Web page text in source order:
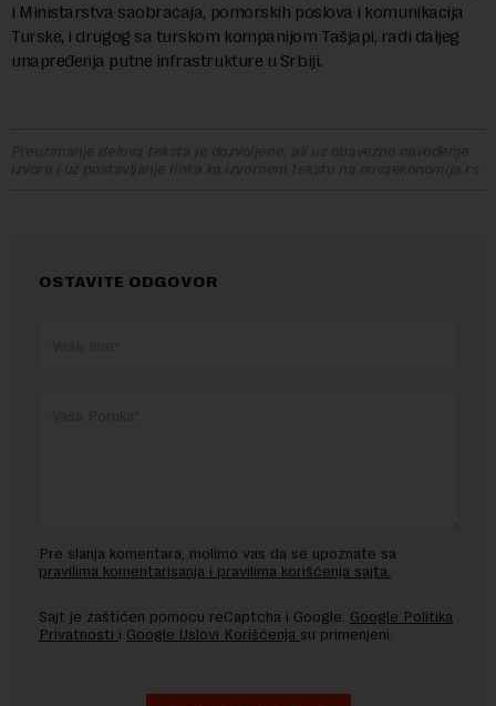
i Ministarstva saobraćaja, pomorskih poslova i komunikacija
Turske, i drugog sa turskom kompanijom Tašjapi, radi daljeg
unapređenja putne infrastrukture u Srbiji.
Preuzimanje delova teksta je dozvoljeno, ali uz obavezno navođenje
izvora i uz postavljanje linka ka izvornom tekstu na novaekonomija.rs
OSTAVITE ODGOVOR
Pre slanja komentara, molimo vas da se upoznate sa
pravilima komentarisanja i pravilima korišćenja sajta.
Sajt je zaštićen pomocu reCaptcha i Google. Google Politika
Privatnosti i Google Uslovi Korišćenja su primenjeni.